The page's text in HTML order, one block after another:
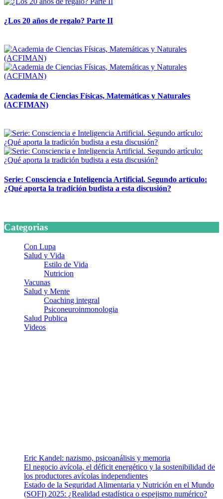
¿Los 20 años de regalo? Parte II
Academia de Ciencias Físicas, Matemáticas y Naturales
(ACFIMAN)
Serie: Consciencia e Inteligencia Artificial. Segundo artículo:
¿Qué aporta la tradición budista a esta discusión?
Categorias
Con Lupa
Salud y Vida
Estilo de Vida
Nutricion
Vacunas
Salud y Mente
Coaching integral
Psiconeuroinmonologia
Salud Publica
Videos
Eric Kandel: nazismo, psicoanálisis y memoria
El negocio avícola, el déficit energético y la sostenibilidad de
los productores avícolas independientes
Estado de la Seguridad Alimentaria y Nutrición en el Mundo
(SOFI) 2025: ¿Realidad estadística o espejismo numérico?